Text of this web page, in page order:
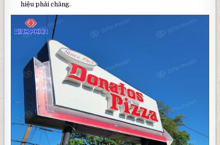
hiệu phải chăng.